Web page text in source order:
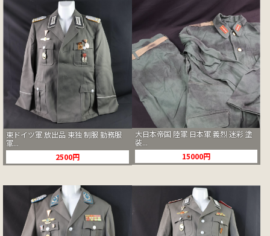
東ドイツ軍 放出品 東独 制服 勤務服
軍...
2500円
大日本帝国 陸軍 日本軍 義烈 迷彩 塗
装...
15000円